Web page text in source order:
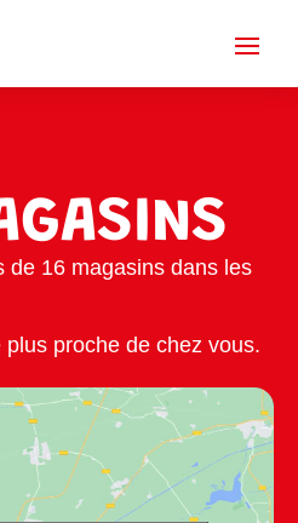
de 16 magasins dans les
proche de chez vous.